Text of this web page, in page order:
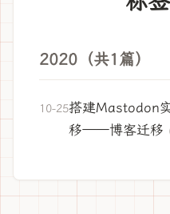
2020（共1篇）
10-25搭建Mastodon
移——博客迁移